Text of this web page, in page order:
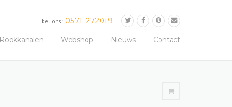
bel ons: 0571-272019
Rookkanalen Webshop Nieuws Contact